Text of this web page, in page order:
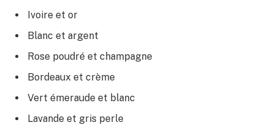
Ivoire et or
Blanc et argent
Rose poudré et champagne
Bordeaux et crème
Vert émeraude et blanc
Lavande et gris perle